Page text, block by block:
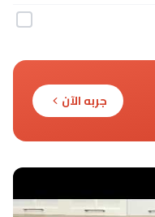
جربه الآن